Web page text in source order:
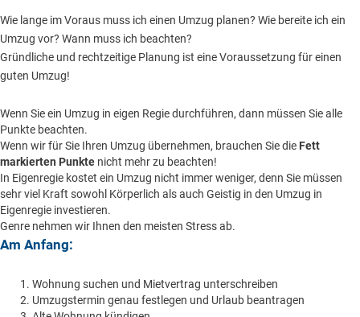
Wie lange im Voraus muss ich einen Umzug planen? Wie bereite ich ein
Umzug vor? Wann muss ich beachten?
Gründliche und rechtzeitige Planung ist eine Voraussetzung für einen
guten Umzug!
Wenn Sie ein Umzug in eigen Regie durchführen, dann müssen Sie alle
Punkte beachten.
Wenn wir für Sie Ihren Umzug übernehmen, brauchen Sie die Fett
markierten Punkte nicht mehr zu beachten!
In Eigenregie kostet ein Umzug nicht immer weniger, denn Sie müssen
sehr viel Kraft sowohl Körperlich als auch Geistig in den Umzug in
Eigenregie investieren.
Genre nehmen wir Ihnen den meisten Stress ab.
Am Anfang:
Wohnung suchen und Mietvertrag unterschreiben
Umzugstermin genau festlegen und Urlaub beantragen